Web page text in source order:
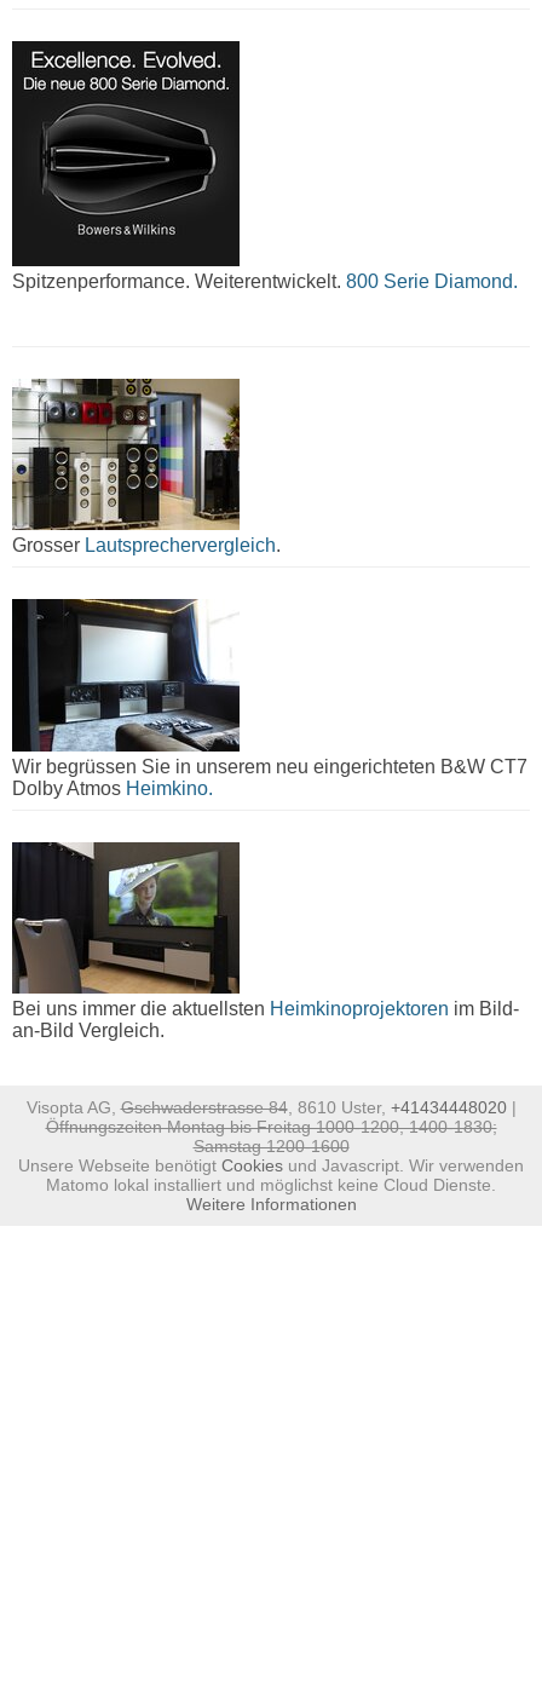
Spitzenperformance. Weiterentwickelt. 800 Serie Diamond.
Grosser Lautsprechervergleich.
Wir begrüssen Sie in unserem neu eingerichteten B&W CT7
Dolby Atmos Heimkino.
Bei uns immer die aktuellsten Heimkinoprojektoren im Bild-
an-Bild Vergleich.
Visopta AG,Gschwaderstrasse 84, 8610 Uster, +41434448020|
Öffnungszeiten Montag bis Freitag 1000-1200, 1400-1830;
Samstag 1200-1600
Unsere Webseite benötigt Cookies und Javascript. Wir verwenden
Matomo lokal installiert und möglichst keine Cloud Dienste.
Weitere Informationen